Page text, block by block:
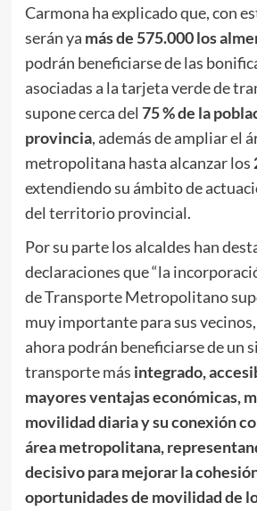
Carmona ha explicado que, con
serán ya más de 575.000 los
podrán beneficiarse de las
asociadas a la tarjeta verde de
supone cerca del 75 % de la
provincia, además de ampliar el
metropolitana hasta alcanzar los
extendiendo su ámbito de
del territorio provincial.
Por su parte los alcaldes han
declaraciones que “la
de Transporte Metropolitano
muy importante para sus
ahora podrán beneficiarse de un
transporte más integrado,
mayores ventajas económicas,
movilidad diaria y su conexión
área metropolitana,
decisivo para mejorar la
oportunidades de movilidad de